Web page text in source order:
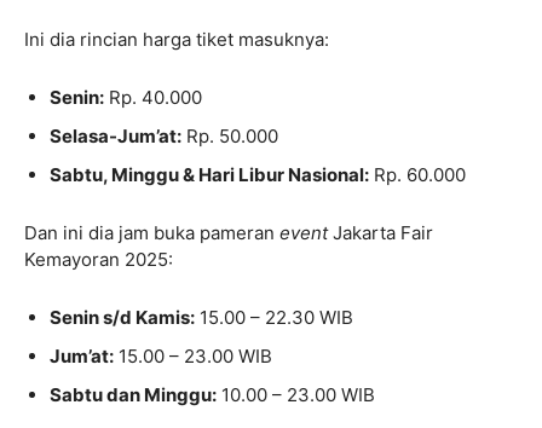
Ini dia rincian harga tiket masuknya:
Senin: Rp. 40.000
Selasa-Jum’at: Rp. 50.000
Sabtu, Minggu & Hari Libur Nasional: Rp. 60.000
Dan ini dia jam buka pameran eventJakarta Fair
Kemayoran 2025:
Senin s/d Kamis: 15.00 – 22.30 WIB
Jum’at: 15.00 – 23.00 WIB
Sabtu dan Minggu: 10.00 – 23.00 WIB